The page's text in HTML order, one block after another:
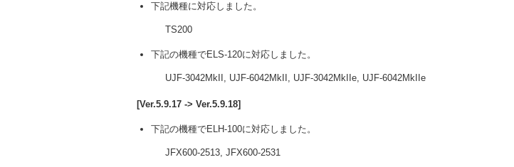
下記機種に対応しました。
TS200
下記の機種でELS-120に対応しました。
UJF-3042MkII, UJF-6042MkII, UJF-3042MkIIe, UJF-6042MkIIe
[Ver.5.9.17 -> Ver.5.9.18]
下記の機種でELH-100に対応しました。
JFX600-2513, JFX600-2531